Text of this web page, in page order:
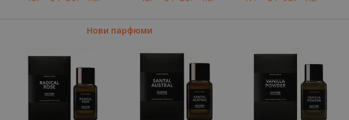
Нови парфюми